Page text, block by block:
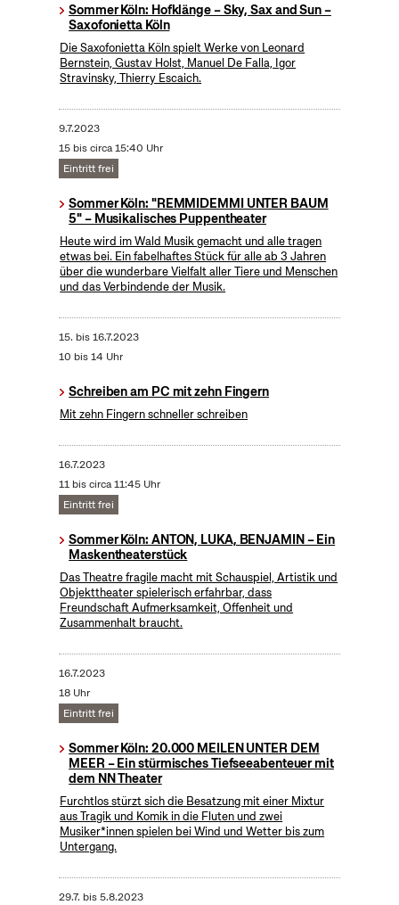
Sommer Köln: Hofklänge – Sky, Sax and Sun –
Saxofonietta Köln
Die Saxofonietta Köln spielt Werke von Leonard
Bernstein, Gustav Holst, Manuel De Falla, Igor
Stravinsky, Thierry Escaich.
9.7.2023
15 bis circa 15:40 Uhr
Eintritt frei
Sommer Köln: "REMMIDEMMI UNTER BAUM
5" – Musikalisches Puppentheater
Heute wird im Wald Musik gemacht und alle tragen
etwas bei. Ein fabelhaftes Stück für alle ab 3 Jahren
über die wunderbare Vielfalt aller Tiere und Menschen
und das Verbindende der Musik.
15. bis16.7.2023
10 bis 14 Uhr
Schreiben am PC mit zehn Fingern
Mit zehn Fingern schneller schreiben
16.7.2023
11 bis circa 11:45 Uhr
Eintritt frei
Sommer Köln: ANTON, LUKA, BENJAMIN – Ein
Maskentheaterstück
Das Theatre fragile macht mit Schauspiel, Artistik und
Objekttheater spielerisch erfahrbar, dass
Freundschaft Aufmerksamkeit, Offenheit und
Zusammenhalt braucht.
16.7.2023
18 Uhr
Eintritt frei
Sommer Köln: 20.000 MEILEN UNTER DEM
MEER – Ein stürmisches Tiefseeabenteuer mit
dem NN Theater
Furchtlos stürzt sich die Besatzung mit einer Mixtur
aus Tragik und Komik in die Fluten und zwei
Musiker*innen spielen bei Wind und Wetter bis zum
Untergang.
29.7. bis5.8.2023